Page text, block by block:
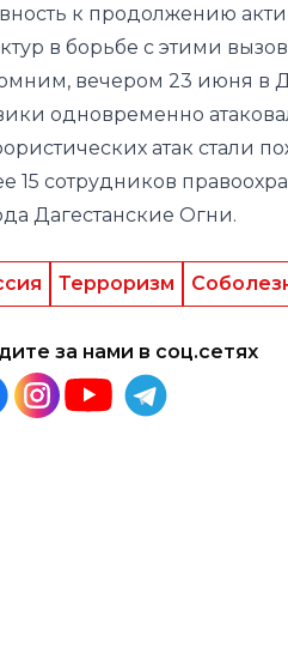
к продолжению
в борьбе с этими
вечером 23 июня в
одновременно
атак стали
15 сотрудников
Дагестанские Огни.
Терроризм
за нами в соц.сетях